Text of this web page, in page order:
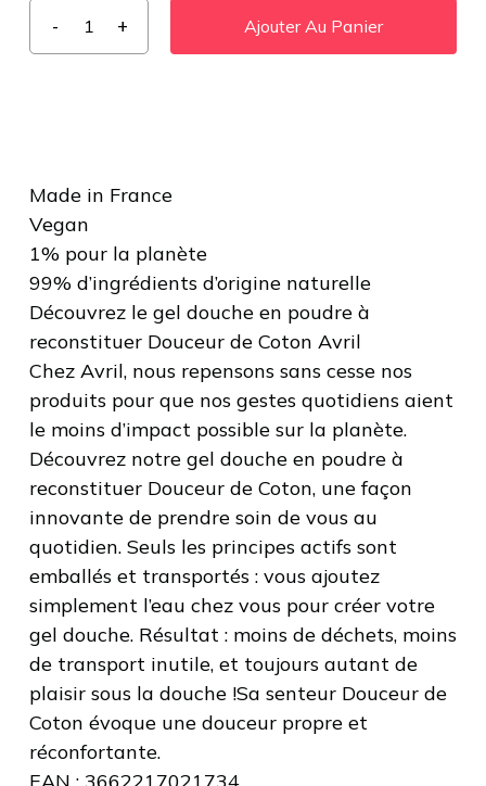
Ajouter Au Panier
Made in France
Vegan
1% pour la planète
99% d’ingrédients d’origine naturelle
Découvrez le gel douche en poudre à
reconstituer Douceur de Coton Avril
Chez Avril, nous repensons sans cesse nos
produits pour que nos gestes quotidiens aient
le moins d’impact possible sur la planète.
Découvrez notre gel douche en poudre à
reconstituer Douceur de Coton, une façon
innovante de prendre soin de vous au
quotidien. Seuls les principes actifs sont
emballés et transportés : vous ajoutez
simplement l’eau chez vous pour créer votre
gel douche. Résultat : moins de déchets, moins
de transport inutile, et toujours autant de
plaisir sous la douche !Sa senteur Douceur de
Coton évoque une douceur propre et
réconfortante.